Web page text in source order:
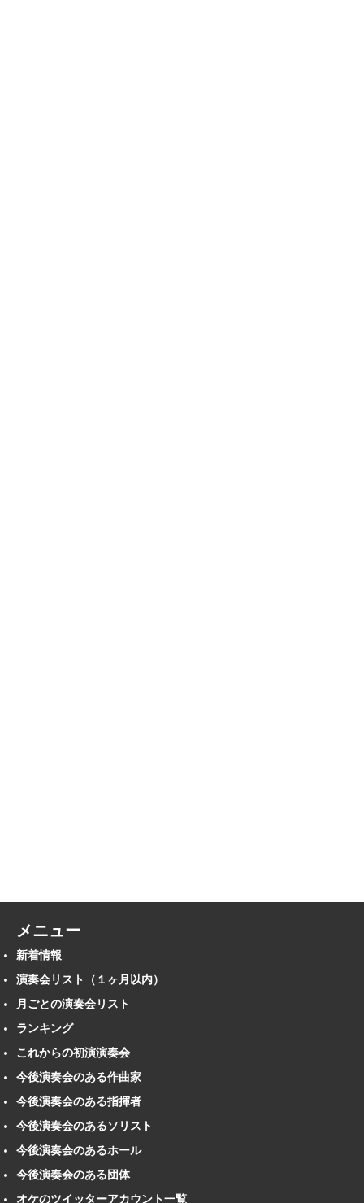
メニュー
新着情報
演奏会リスト（１ヶ月以内）
月ごとの演奏会リスト
ランキング
これからの初演演奏会
今後演奏会のある作曲家
今後演奏会のある指揮者
今後演奏会のあるソリスト
今後演奏会のあるホール
今後演奏会のある団体
オケのツイッターアカウント一覧